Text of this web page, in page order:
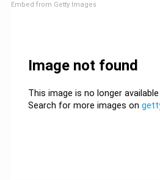
Embed from Getty Images